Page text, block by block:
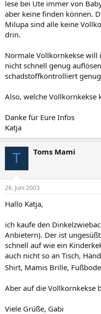
e
r
lese bei Ute immer von
aber keine finden können.
Milupa sind alle keine
drin.
Normale Vollkornkekse will
nicht schnell genug
schadstoffkontrolliert
Also, welche Vollkornkekse
Danke für Eure Infos
Katja
T Toms Mami
26. Juni 2003
Hallo Katja,
ich kaufe den
Anbietern). Der ist
schnell auf wie ein
auch nicht so an Tisch,
Shirt, Mamis Brille,
Aber auf die Vollkornkekse
Viele Grüße, Gabi